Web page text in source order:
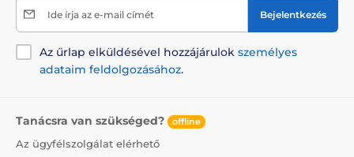
Ide írja az e-mail címét Bejelentkezés
Az űrlap elküldésével hozzájárulok személyes
adataim feldolgozásához.
Tanácsra van szükséged? offline
Az ügyfélszolgálat elérhető